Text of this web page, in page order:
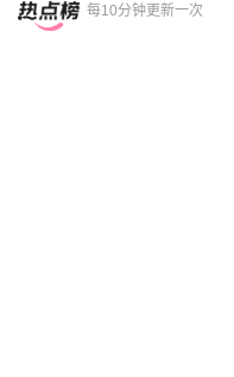
每10分钟更新一次